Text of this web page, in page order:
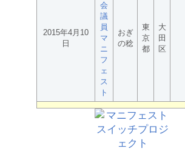
2015年4月10
日
会
議
員
マ
ニ
フ
ェ
ス
ト
おぎ
の稔
東
京
都
大
田
区